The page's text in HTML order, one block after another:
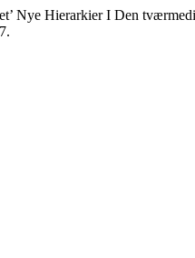
Nye Hierarkier I Den